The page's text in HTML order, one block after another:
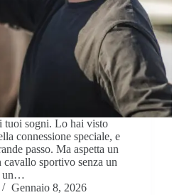
tuoi sogni. Lo hai visto
connessione speciale, e
passo. Ma aspetta un
sportivo senza un
un…
Gennaio 8, 2026